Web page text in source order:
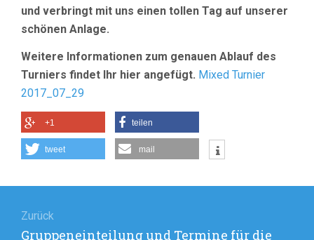
und verbringt mit uns einen tollen Tag auf unserer
schönen Anlage.
Weitere Informationen zum genauen Ablauf des
Turniers findet Ihr hier angefügt. Mixed Turnier
2017_07_29
+1 teilen
tweet mail
Zurück
Vorheriger
Gruppeneinteilung und Termine für die